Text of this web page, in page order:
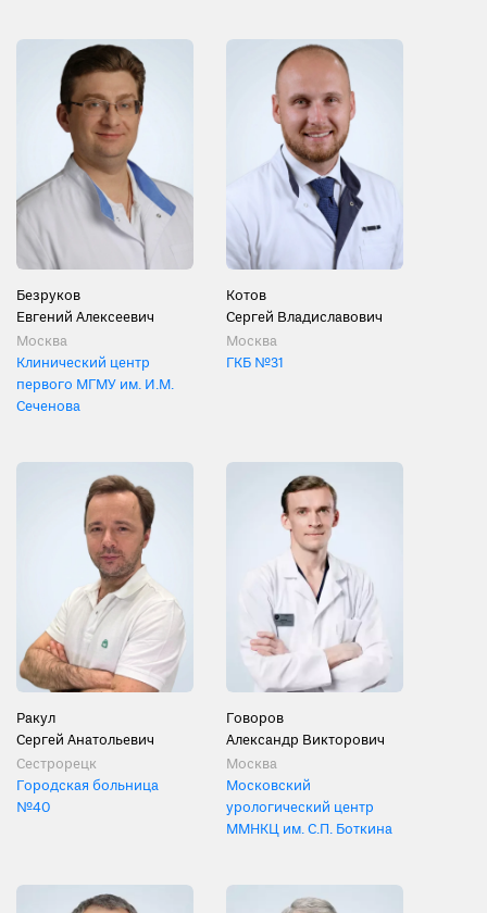
Безруков
Евгений Алексеевич
Москва
Клинический центр
первого МГМУ им. И.М.
Сеченова
Котов
Сергей Владиславович
Москва
ГКБ №31
Ракул
Сергей Анатольевич
Сестрорецк
Городская больница
№40
Говоров
Александр Викторович
Москва
Московский
урологический центр
ММНКЦ им. С.П. Боткина